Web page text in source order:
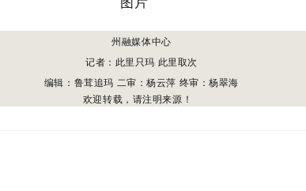
州融媒体中心
记者：此里只玛 此里取次
编辑：鲁茸追玛 二审：杨云萍 终审：杨翠海
欢迎转载，请注明来源！